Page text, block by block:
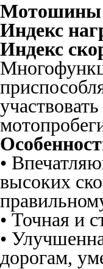
Мотошины
Индекс
Индекс
•
высоких
• Точная и
•
дорогам,